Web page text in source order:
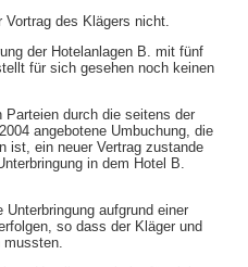
des Klägers nicht.
der Hotelanlagen B. mit fünf
für sich gesehen noch keinen
durch die seitens der
angebotene Umbuchung, die
ist, ein neuer Vertrag zustande
in dem Hotel B.
aufgrund einer
so dass der Kläger und